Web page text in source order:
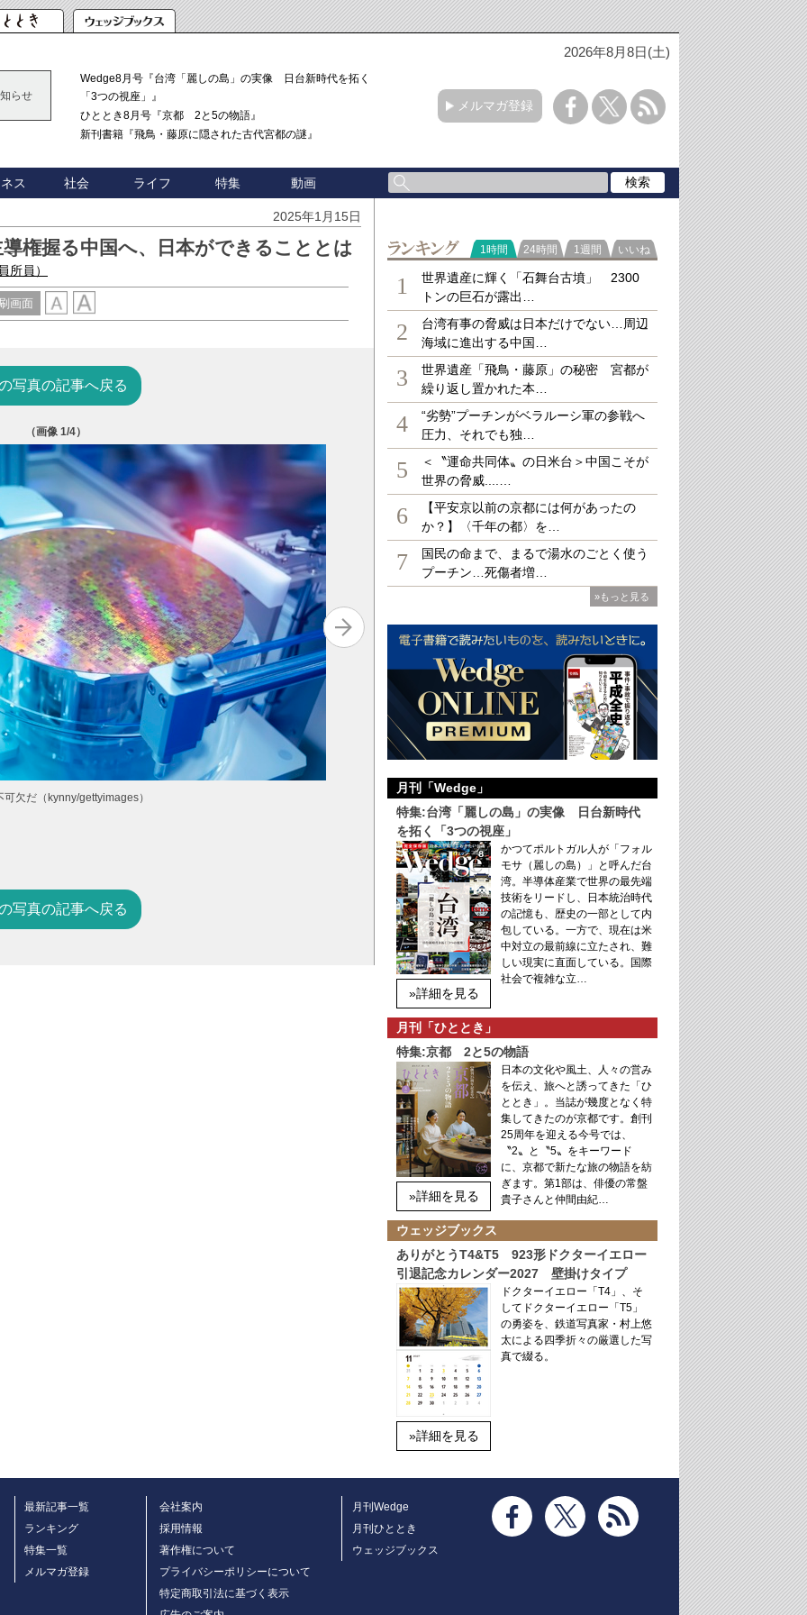
2026年8月8日(土)
らせ
Wedge8月号『台湾「麗しの島」の実像 日台新時代を拓く
「3つの視座」』
ひととき8月号『京都 2と5の物語』
新刊書籍『飛鳥・藤原に隠された古代宮都の謎』
メルマガ登録
ス 社会 ライフ 特集 動画
2025年1月15日
権握る中国へ、日本ができることとは
所員）
画面
写真の記事へ戻る
（画像1/4）
欠だ（kynny/gettyimages）
写真を拡大
写真の記事へ戻る
ラ
1時間 24時間 1週間 いいね
1
世界遺産に輝く「石舞台古墳」 2300
トンの巨石が露出…
2
台湾有事の脅威は日本だけでない…周辺
海域に進出する中国…
3
世界遺産「飛鳥・藤原」の秘密 宮都が
繰り返し置かれた本…
4
“劣勢”プーチンがベラルーシ軍の参戦へ
圧力、それでも独…
5
＜〝運命共同体〟の日米台＞中国こそが
世界の脅威....…
6
【平安京以前の京都には何があったの
か？】〈千年の都〉を…
7
国民の命まで、まるで湯水のごとく使う
プーチン…死傷者増…
»もっと見る
月刊「Wedge」
特集:台湾「麗しの島」の実像 日台新時代
を拓く「3つの視座」
»詳細を見る
かつてポルトガル人が「フォル
モサ（麗しの島）」と呼んだ台
湾。半導体産業で世界の最先端
技術をリードし、日本統治時代
の記憶も、歴史の一部として内
包している。一方で、現在は米
中対立の最前線に立たされ、難
しい現実に直面している。国際
社会で複雑な立…
月刊「ひととき」
特集:京都 2と5の物語
»詳細を見る
日本の文化や風土、人々の営み
を伝え、旅へと誘ってきた「ひ
ととき」。当誌が幾度となく特
集してきたのが京都です。創刊
25周年を迎える今号では、
〝2〟と〝5〟をキーワード
に、京都で新たな旅の物語を紡
ぎます。第1部は、俳優の常盤
貴子さんと仲間由紀…
ウェッジブックス
ありがとうT4&T5 923形ドクターイエロー
引退記念カレンダー2027 壁掛けタイプ
»詳細を見る
ドクターイエロー「T4」、そ
してドクターイエロー「T5」
の勇姿を、鉄道写真家・村上悠
太による四季折々の厳選した写
真で綴る。
最新記事一覧
ランキング
特集一覧
メルマガ登録
会社案内
採用情報
著作権について
プライバシーポリシーについて
特定商取引法に基づく表示
月刊Wedge
月刊ひととき
ウェッジブックス